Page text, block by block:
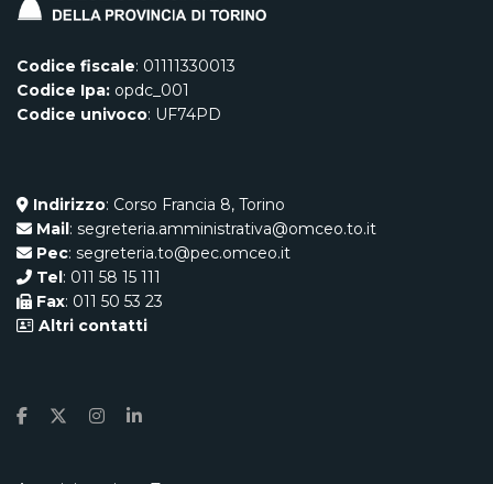
Codice fiscale: 01111330013
Codice Ipa: opdc_001
Codice univoco: UF74PD
Indirizzo: Corso Francia 8, Torino
Mail: segreteria.amministrativa@omceo.to.it
Pec: segreteria.to@pec.omceo.it
Tel: 011 58 15 111
Fax: 011 50 53 23
Altri contatti